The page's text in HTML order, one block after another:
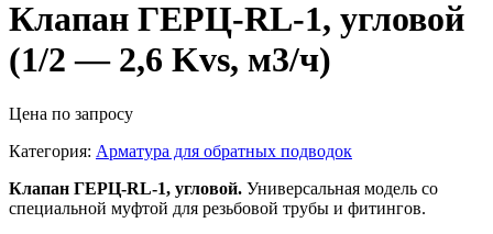
Клапан ГЕРЦ-RL-1, угловой
(1/2 — 2,6 Kvs, м3/ч)
Цена по запросу
Категория: Арматура для обратных подводок
Клапан ГЕРЦ-RL-1, угловой. Универсальная модель со
специальной муфтой для резьбовой трубы и фитингов.